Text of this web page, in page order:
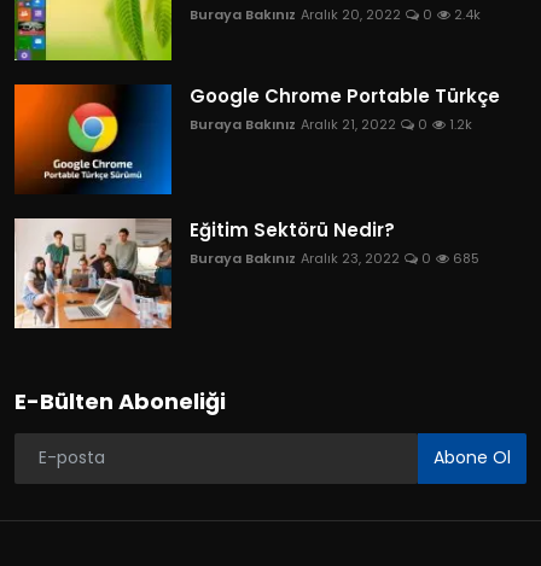
Buraya Bakınız Aralık 20, 2022 0 2.4k
Google Chrome Portable Türkçe
Buraya Bakınız Aralık 21, 2022 0 1.2k
Eğitim Sektörü Nedir?
Buraya Bakınız Aralık 23, 2022 0 685
E-Bülten Aboneliği
Abone Ol